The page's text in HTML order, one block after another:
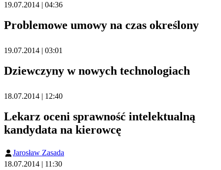
19.07.2014 | 04:36
Problemowe umowy na czas określony
19.07.2014 | 03:01
Dziewczyny w nowych technologiach
18.07.2014 | 12:40
Lekarz oceni sprawność intelektualną
kandydata na kierowcę
Jarosław Zasada
18.07.2014 | 11:30